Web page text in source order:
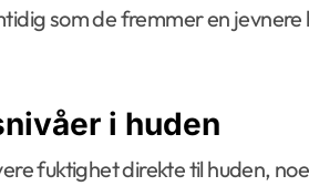
som de fremmer en
i huden
fuktighet direkte til huden,